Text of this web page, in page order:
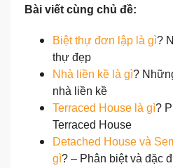
Bài viết cùng chủ đề:
Biệt thự đơn lập là gì?
thự đẹp
Nhà liền kề là gì?
nhà liền kề
Terraced House là gì?
Terraced House
Detached House và
gì? – Phân biệt và đặc